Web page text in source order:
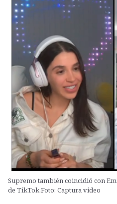
Supremo también coincidió con
de TikTok.Foto: Captura video